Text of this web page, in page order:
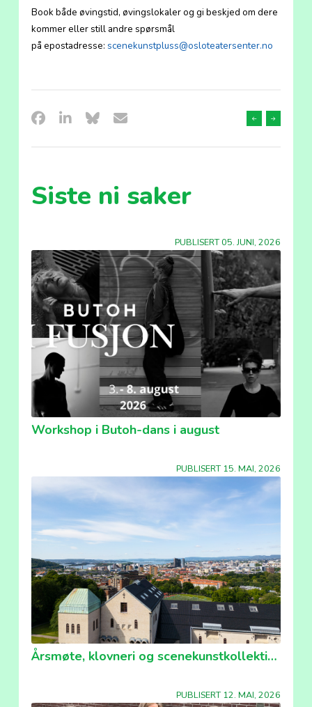
Book både øvingstid, øvingslokaler og gi beskjed om dere
kommer eller still andre spørsmål
på epostadresse: scenekunstpluss@osloteatersenter.no
Forrige Neste
Siste ni saker
PUBLISERT 05. JUNI, 2026
Workshop i Butoh-dans i august
PUBLISERT 15. MAI, 2026
Årsmøte, klovneri og scenekunstkollektivet!
PUBLISERT 12. MAI, 2026